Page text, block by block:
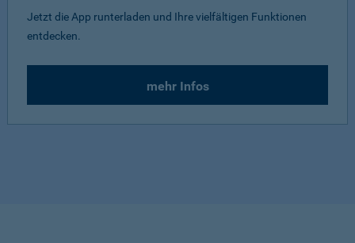
Jetzt die App runterladen und Ihre vielfältigen Funktionen
entdecken.
mehr Infos